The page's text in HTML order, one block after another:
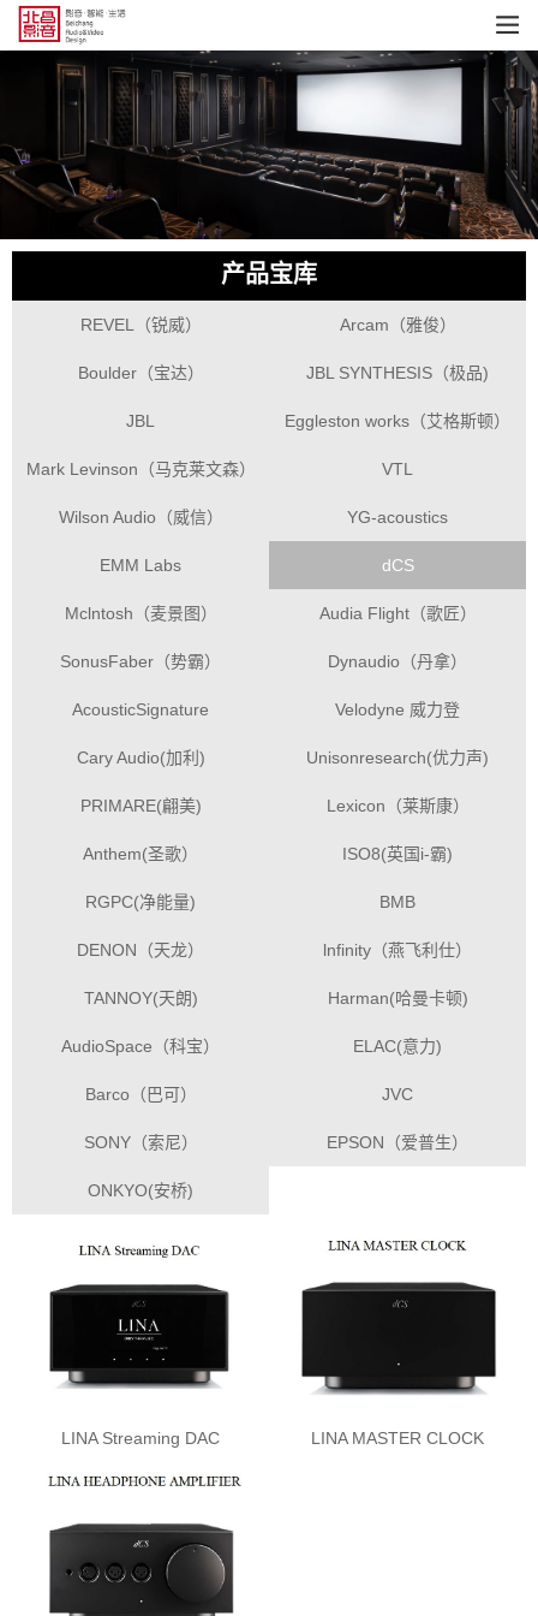
产品宝库
REVEL（锐威） Arcam（雅俊）
Boulder（宝达） JBL SYNTHESIS（极品)
JBL Eggleston works（艾格斯顿）
Mark Levinson（马克莱文森） VTL
Wilson Audio（威信） YG-acoustics
EMM Labs dCS
Mclntosh（麦景图） Audia Flight（歌匠）
SonusFaber（势霸） Dynaudio（丹拿）
AcousticSignature Velodyne 威力登
Cary Audio(加利) Unisonresearch(优力声)
PRIMARE(翩美) Lexicon（莱斯康）
Anthem(圣歌） ISO8(英国i-霸)
RGPC(净能量) BMB
DENON（天龙） lnfinity（燕飞利仕）
TANNOY(天朗) Harman(哈曼卡顿)
AudioSpace（科宝） ELAC(意力)
Barco（巴可） JVC
SONY（索尼） EPSON（爱普生）
ONKYO(安桥)
LINA Streaming DAC LINA MASTER CLOCK